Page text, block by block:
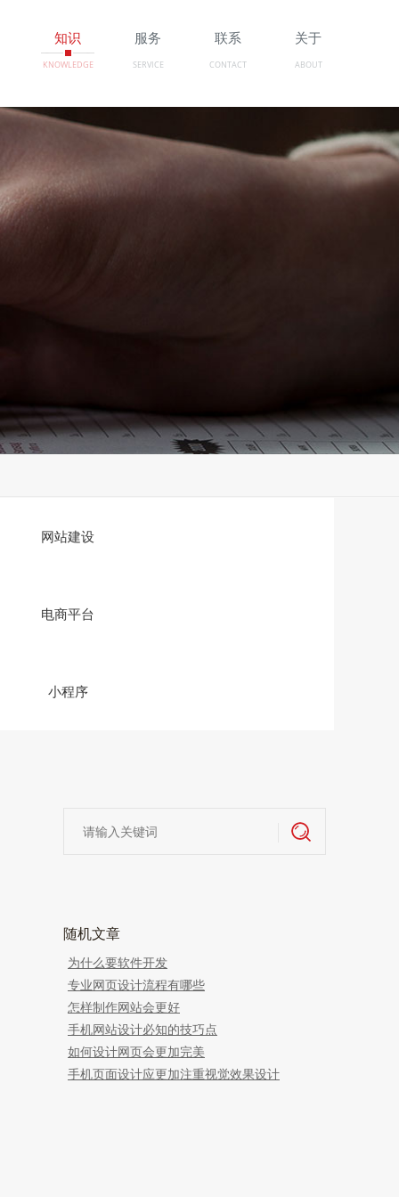
知识
KNOWLEDGE
服务
SERVICE
联系
CONTACT
关于
ABOUT
网站建设
电商平台
小程序
随机文章
为什么要软件开发
专业网页设计流程有哪些
怎样制作网站会更好
手机网站设计必知的技巧点
如何设计网页会更加完美
手机页面设计应更加注重视觉效果设计